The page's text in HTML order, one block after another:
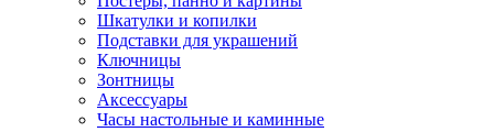
Шкатулки и копилки
Подставки для украшений
Ключницы
Зонтницы
Аксессуары
Часы настольные и каминные